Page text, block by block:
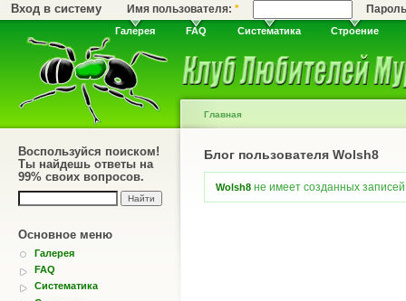
Вход в систему Имя пользователя:*
Галерея FAQ Систематика Строение
Воспользуйся поиском!
Ты найдешь ответы на
99% своих вопросов.
Основное меню
Галерея
FAQ
Систематика
Главная
Блог пользователя Wolsh8
Wolsh8 не имеет созданных записей